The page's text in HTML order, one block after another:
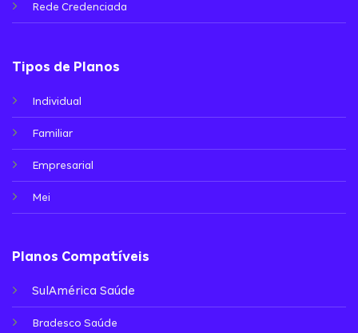
Rede Credenciada
Tipos de Planos
Individual
Familiar
Empresarial
Mei
Planos Compatíveis
SulAmérica Saúde
Bradesco Saúde